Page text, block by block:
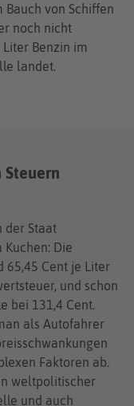
von Schiffen
noch nicht
Benzin im
landet.
Steuern
der Staat
Die
65,45 Cent je Liter
und schon
bei 131,4 Cent.
als Autofahrer
Faktoren ab.
weltpolitischer
und auch